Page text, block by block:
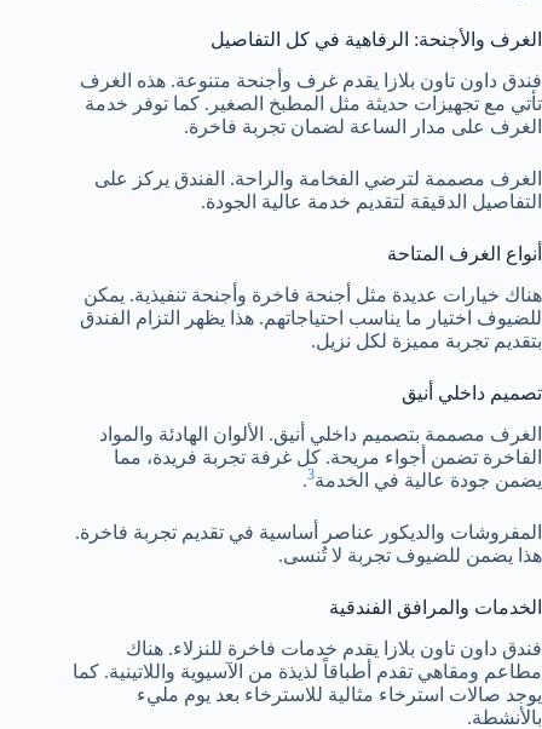
الغرف والأجنحة: الرفاهية في كل التفاصيل
فندق داون تاون بلازا يقدم غرف وأجنحة متنوعة. هذه الغرف
تأتي مع تجهيزات حديثة مثل المطبخ الصغير. كما توفر خدمة
الغرف على مدار الساعة لضمان تجربة فاخرة.
الغرف مصممة لترضي الفخامة والراحة. الفندق يركز على
التفاصيل الدقيقة لتقديم خدمة عالية الجودة.
أنواع الغرف المتاحة
هناك خيارات عديدة مثل أجنحة فاخرة وأجنحة تنفيذية. يمكن
للضيوف اختيار ما يناسب احتياجاتهم. هذا يظهر التزام الفندق
بتقديم تجربة مميزة لكل نزيل.
تصميم داخلي أنيق
الغرف مصممة بتصميم داخلي أنيق. الألوان الهادئة والمواد
الفاخرة تضمن أجواء مريحة. كل غرفة تجربة فريدة، مما
يضمن جودة عالية في الخدمة3
.
المفروشات والديكور عناصر أساسية في تقديم تجربة فاخرة.
هذا يضمن للضيوف تجربة لا تُنسى.
الخدمات والمرافق الفندقية
فندق داون تاون بلازا يقدم خدمات فاخرة للنزلاء. هناك
مطاعم ومقاهي تقدم أطباقاً لذيذة من الآسيوية واللاتينية. كما
يوجد صالات استرخاء مثالية للاسترخاء بعد يوم مليء
بالأنشطة.